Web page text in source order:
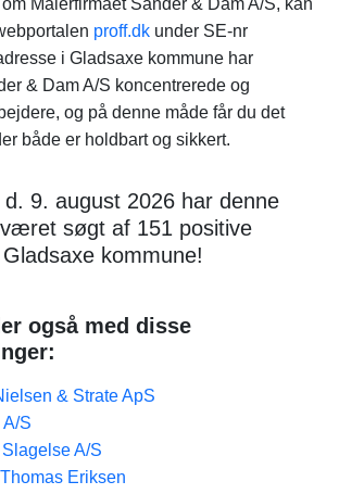
Malerfirmaet Sander & Dam A/S, kan
proff.dk under SE-nr
i Gladsaxe kommune har
& Dam A/S koncentrerede og
og på denne måde får du det
både er holdbart og sikkert.
d. 9. august 2026 har denne
søgt af 151 positive
kommune!
også med disse
& Strate ApS
S
A/S
Eriksen